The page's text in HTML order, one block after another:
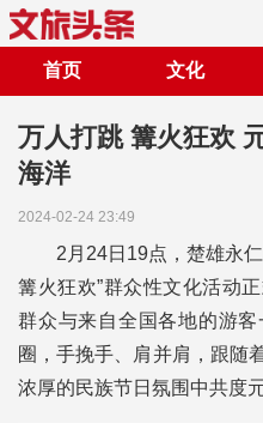
首页 文化
万人打跳 篝火狂欢
海洋
2024-02-24 23:49
2月24日19点，楚雄永
篝火狂欢”群众性文化活动
群众与来自全国各地的游
圈，手挽手、肩并肩，跟随
浓厚的民族节日氛围中共度